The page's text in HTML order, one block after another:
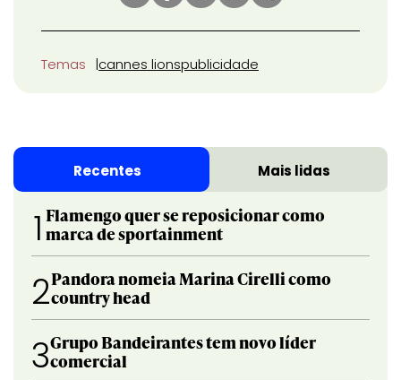
Temas cannes lionspublicidade
Recentes Mais lidas
1 Flamengo quer se reposicionar como
marca de sportainment
2Pandora nomeia Marina Cirelli como
country head
3Grupo Bandeirantes tem novo líder
comercial